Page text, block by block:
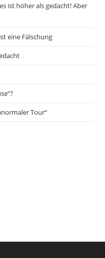
ist höher als gedacht! Aber
eine Fälschung
Tour“